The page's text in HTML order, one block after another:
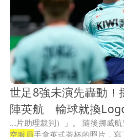
世足8強未演先轟動！
陣英航 輸球就換
...片助理裁判）」
空服員手拿英式茶杯的照片，